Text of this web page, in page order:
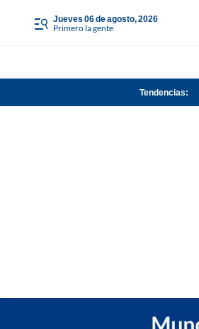
jueves 06 de agosto, 2026
Primero la gente
Tendencias: